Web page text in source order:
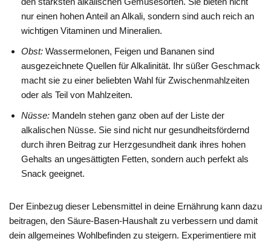
nur einen hohen Anteil an Alkali, sondern sind auch reich an
wichtigen Vitaminen und Mineralien.
Obst: Wassermelonen, Feigen und Bananen sind
ausgezeichnete Quellen für Alkalinität. Ihr süßer Geschmack
macht sie zu einer beliebten Wahl für Zwischenmahlzeiten
oder als Teil von Mahlzeiten.
Nüsse: Mandeln stehen ganz oben auf der Liste der
alkalischen Nüsse. Sie sind nicht nur gesundheitsfördernd
durch ihren Beitrag zur Herzgesundheit dank ihres hohen
Gehalts an ungesättigten Fetten, sondern auch perfekt als
Snack geeignet.
Der Einbezug dieser Lebensmittel in deine Ernährung kann dazu
beitragen, den Säure-Basen-Haushalt zu verbessern und damit
dein allgemeines Wohlbefinden zu steigern. Experimentiere mit